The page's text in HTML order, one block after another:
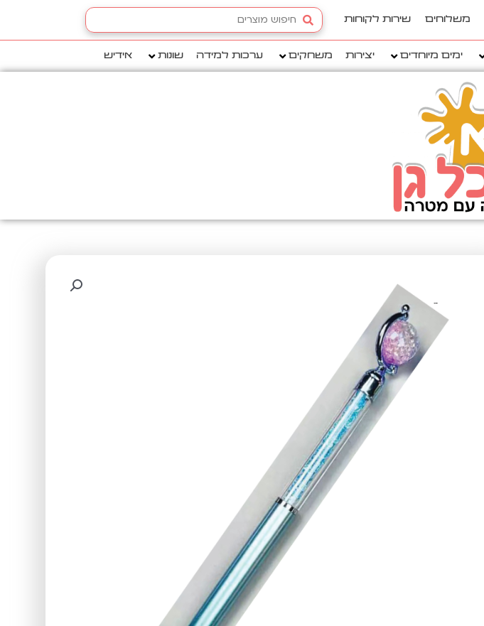
משלוחים שירות לקוחות
Search
...
ימים מיוחדים יצירות משחקים ערכות למידה שונות אידיש